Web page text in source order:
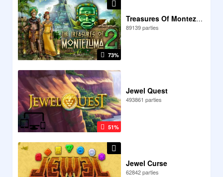
73%
Treasures Of Montezuma 2
89139 parties
51%
Jewel Quest
493861 parties
Jewel Curse
62842 parties